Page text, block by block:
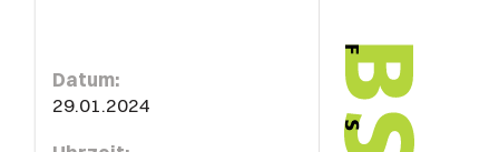
Datum:
29.01.2024